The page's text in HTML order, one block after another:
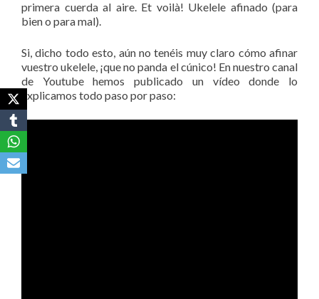
primera cuerda al aire. Et voilà! Ukelele afinado (para
bien o para mal).
Si, dicho todo esto, aún no tenéis muy claro cómo afinar
vuestro ukelele, ¡que no panda el cúnico! En nuestro canal
de Youtube hemos publicado un vídeo donde lo
explicamos todo paso por paso: